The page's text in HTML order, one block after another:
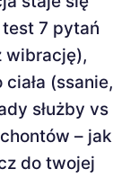
test 7 pytań
wibrację),
(ssanie,
służby vs
– jak
do twojej